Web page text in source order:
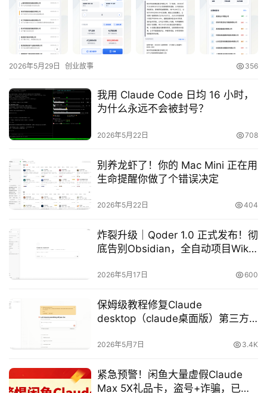
2026年5月29日 创业故事 356
我用 Claude Code 日均 16 小时，
为什么永远不会被封号？
2026年5月22日 708
别养龙虾了！你的 Mac Mini 正在用
生命提醒你做了个错误决定
2026年5月22日 404
炸裂升级｜Qoder 1.0 正式发布！彻
底告别Obsidian，全自动项目Wiki
2026年5月17日 600
保姆级教程修复Claude
desktop（claude桌面版）第三方
题，另附Claude desktop（claude
“Bypass permissions”疯狗模式教
程
2026年5月7日 3.4K
紧急预警！闲鱼大量虚假Claude
Max 5X礼品卡，盗号+诈骗，已有